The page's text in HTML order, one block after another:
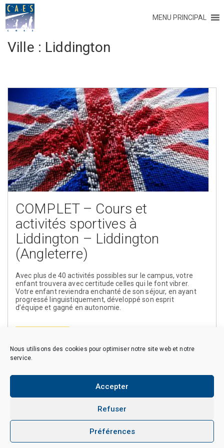
Nous utilisons des cookies pour optimiser notre site web et notre
service.
Accepter
Refuser
Préférences
MENU PRINCIPAL
Ville : Liddington
COMPLET – Cours et
activités sportives à
Liddington – Liddington
(Angleterre)
Avec plus de 40 activités possibles sur le campus, votre
enfant trouvera avec certitude celles qui le font vibrer.
Votre enfant reviendra enchanté de son séjour, en ayant
progressé linguistiquement, développé son esprit
d’équipe et gagné en autonomie.
Copyright © 2026 CAES du CNRS. Tous droits réservés.
Politique de cookies (EU)
Politique de confidentialité
Mentions Légales et Politique des données personnelles